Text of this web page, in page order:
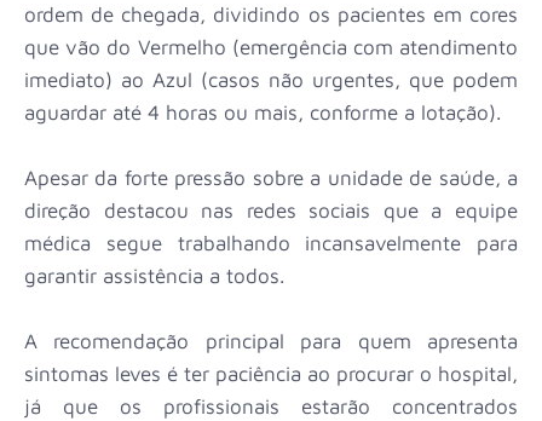
ordem de chegada, dividindo os pacientes em cores
que vão do Vermelho (emergência com atendimento
imediato) ao Azul (casos não urgentes, que podem
aguardar até 4 horas ou mais, conforme a lotação).
Apesar da forte pressão sobre a unidade de saúde, a
direção destacou nas redes sociais que a equipe
médica segue trabalhando incansavelmente para
garantir assistência a todos.
A recomendação principal para quem apresenta
sintomas leves é ter paciência ao procurar o hospital,
já que os profissionais estarão concentrados